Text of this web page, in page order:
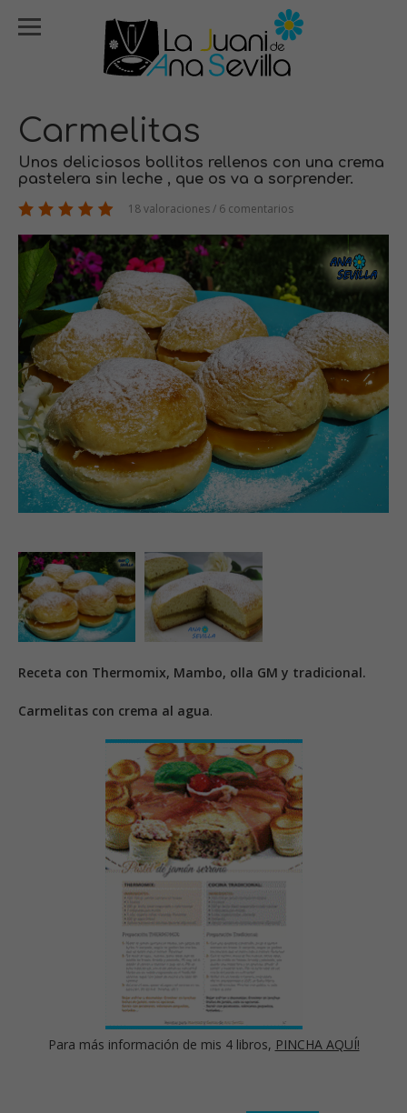
Carmelitas
Unos deliciosos bollitos rellenos con una crema
pastelera sin leche , que os va a sorprender.
18 valoraciones / 6 comentarios
Receta con Thermomix, Mambo, olla GM y tradicional.
Carmelitas con crema al agua.
Para más información de mis 4 libros, PINCHA AQUÍ!